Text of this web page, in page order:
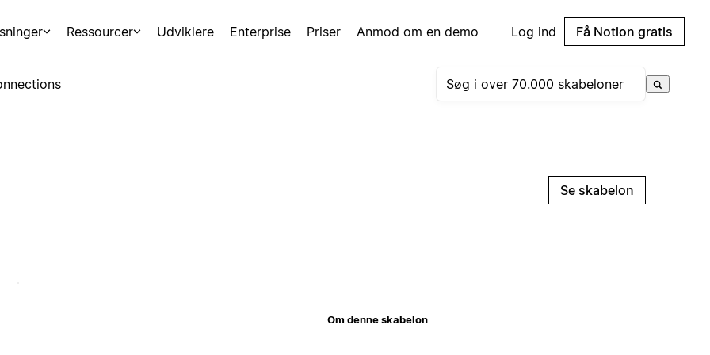
Ressourcer Udviklere Enterprise Priser Anmod om en demo Log ind Få Notion gratis
Se skabelon
Om denne skabelon